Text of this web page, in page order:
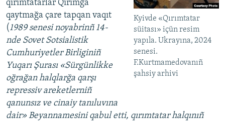
Kyivde «Qırımtatar
süitası» içün resim
yapıla. Ukrayına, 2024
senesi.
F.Kurtmamedovanıñ
şahsiy arhivi
qırımtatarlar Qırımğa
qaytmağa çare tapqan vaqıt
(1989 senesi noyabrinñ 14-
nde Sovet Sotsialistik
Cumhuriyetler Birliginiñ
Yuqarı Şurası «Sürgünlikke
oğrağan halqlarğa qarşı
repressiv areketlerniñ
qanunsız ve cinaiy tanıluvına
dair» Beyannamesini qabul etti, qırımtatar halqınıñ